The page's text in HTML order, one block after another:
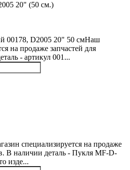
00178, D2005 20" 50 смНаш
на продаже запчастей для
- артикул 001...
специализируется на продаже
В наличии деталь - Пукля MF-D-
изде...